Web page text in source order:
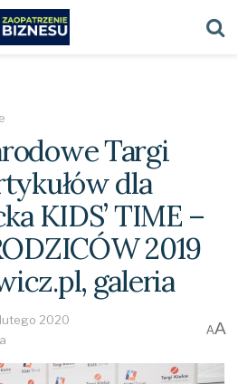
Targi
dla
KIDS’ TIME –
2019
galeria
2020
AA